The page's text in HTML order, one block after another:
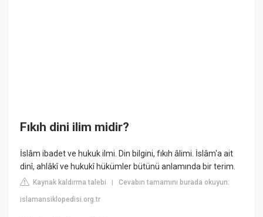
Fıkıh dini ilim midir?
İslâm ibadet ve hukuk ilmi. Din bilgini, fıkıh âlimi. İslâm'a ait
dinî, ahlâkî ve hukukî hükümler bütünü anlamında bir terim.
Kaynak kaldırma talebi |Cevabın tamamını burada okuyun:
islamansiklopedisi.org.tr